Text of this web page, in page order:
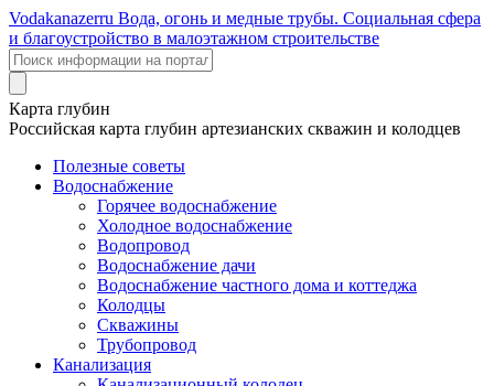
Vodakanazerru Вода, огонь и медные трубы. Социальная сфера
и благоустройство в малоэтажном строительстве
Карта глубин
Российская карта глубин артезианских скважин и колодцев
Полезные советы
Водоснабжение
Горячее водоснабжение
Холодное водоснабжение
Водопровод
Водоснабжение дачи
Водоснабжение частного дома и коттеджа
Колодцы
Скважины
Трубопровод
Канализация